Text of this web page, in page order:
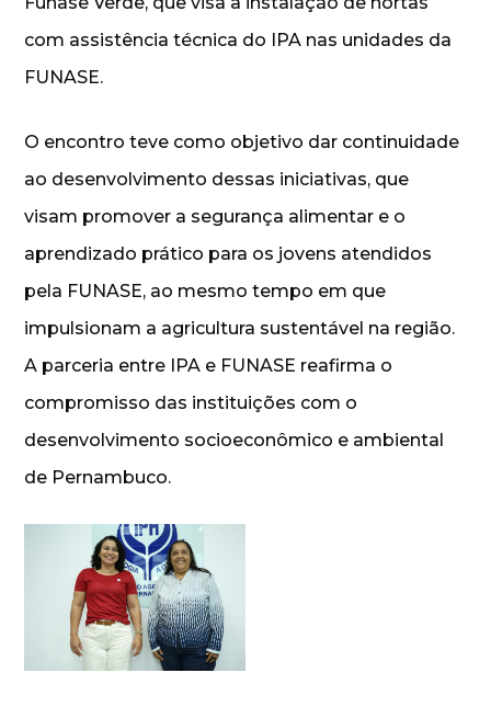
com assistência técnica do IPA nas unidades da
FUNASE.
O encontro teve como objetivo dar continuidade
ao desenvolvimento dessas iniciativas, que
visam promover a segurança alimentar e o
aprendizado prático para os jovens atendidos
pela FUNASE, ao mesmo tempo em que
impulsionam a agricultura sustentável na região.
A parceria entre IPA e FUNASE reafirma o
compromisso das instituições com o
desenvolvimento socioeconômico e ambiental
de Pernambuco.